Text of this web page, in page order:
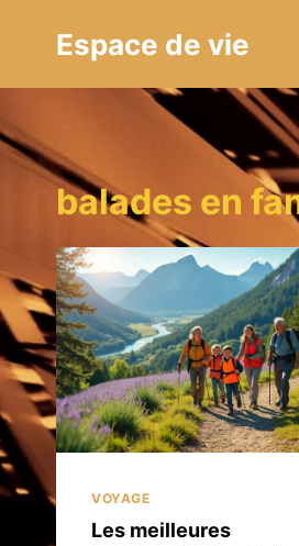
Espace de vie
balades en
VOYAGE
Les meilleures